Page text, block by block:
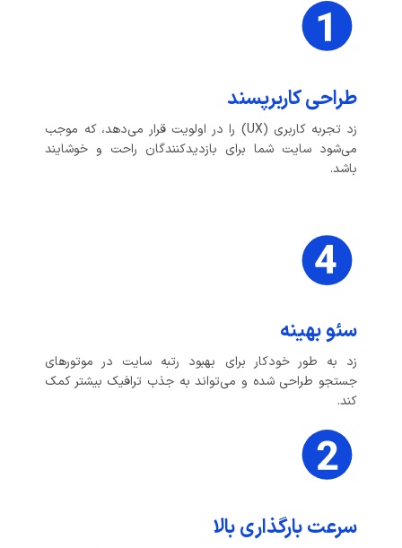
طراحی کاربرپسند
زد تجربه کاربری (UX) را در اولویت قرار می‌دهد، که موجب
می‌شود سایت شما برای بازدیدکنندگان راحت و خوشایند
باشد.
سئو بهینه
زد به طور خودکار برای بهبود رتبه سایت در موتورهای
جستجو طراحی شده و می‌تواند به جذب ترافیک بیشتر کمک
کند.
سرعت بارگذاری بالا